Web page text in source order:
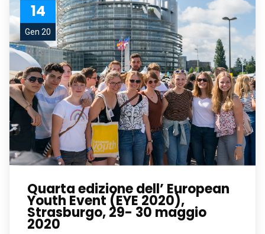
14
Gen 20
Quarta edizione dell’ European
Youth Event (EYE 2020),
Strasburgo, 29- 30 maggio
2020